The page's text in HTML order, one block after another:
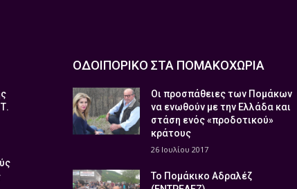
ΟΔΟΙΠΟΡΙΚΟ ΣΤΑ ΠΟΜΑΚΟΧΩΡΙΑ
Οι προσπάθειες των Πομάκων
να ενωθούν με την Ελλάδα και
στάση ενός «προδοτικού»
κράτους
26 Ιουλίου 2017
Το Πομάκικο Αδραλέζ